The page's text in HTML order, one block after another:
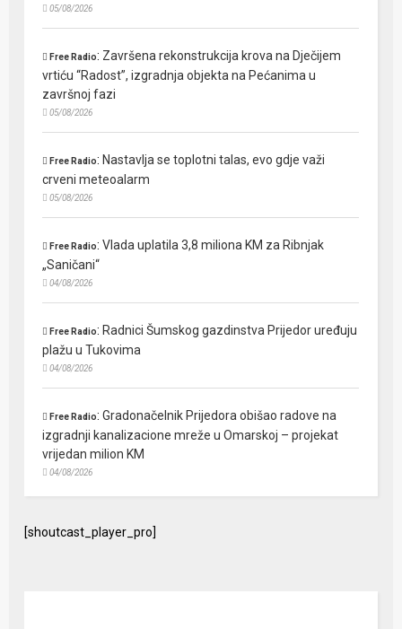
05/08/2026
Free Radio: Završena rekonstrukcija krova na Dječijem
vrtiću “Radost”, izgradnja objekta na Pećanima u
završnoj fazi
05/08/2026
Free Radio: Nastavlja se toplotni talas, evo gdje važi
crveni meteoalarm
05/08/2026
Free Radio:Vlada uplatila 3,8 miliona KM za Ribnjak
„Saničani“
04/08/2026
Free Radio: Radnici Šumskog gazdinstva Prijedor uređuju
plažu u Tukovima
04/08/2026
Free Radio:Gradonačelnik Prijedora obišao radove na
izgradnji kanalizacione mreže u Omarskoj – projekat
vrijedan milion KM
04/08/2026
[shoutcast_player_pro]